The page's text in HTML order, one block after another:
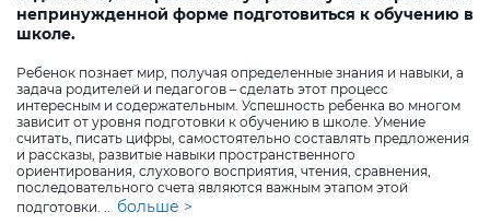
непринужденной форме подготовиться к обучению в
школе.
Ребенок познает мир, получая определенные знания и навыки, а
задача родителей и педагогов – сделать этот процесс
интересным и содержательным. Успешность ребенка во многом
зависит от уровня подготовки к обучению в школе. Умение
считать, писать цифры, самостоятельно составлять предложения
и рассказы, развитые навыки пространственного
ориентирования, слухового восприятия, чтения, сравнения,
последовательного счета являются важным этапом этой
подготовки. .. больше >